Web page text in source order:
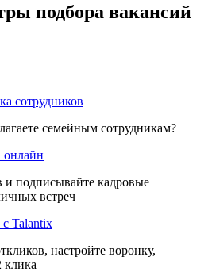
подбора вакансий
сотрудников
семейным сотрудникам?
онлайн
и подписывайте кадровые
встреч
с Talantix
настройте воронку,
клика